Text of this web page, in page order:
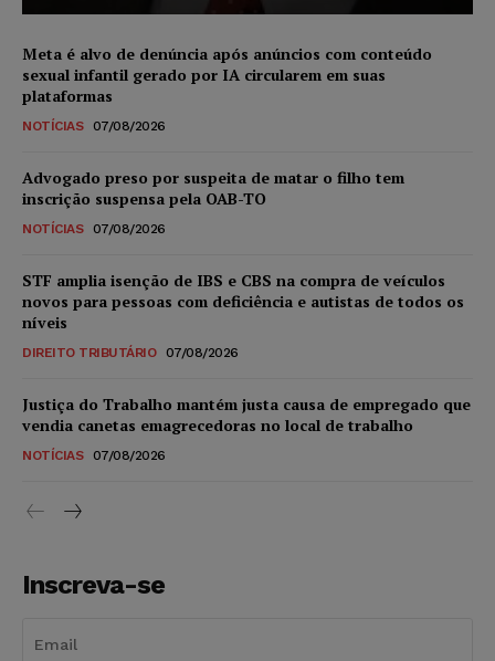
Meta é alvo de denúncia após anúncios com conteúdo
sexual infantil gerado por IA circularem em suas
plataformas
NOTÍCIAS 07/08/2026
Advogado preso por suspeita de matar o filho tem
inscrição suspensa pela OAB-TO
NOTÍCIAS 07/08/2026
STF amplia isenção de IBS e CBS na compra de veículos
novos para pessoas com deficiência e autistas de todos os
níveis
DIREITO TRIBUTÁRIO 07/08/2026
Justiça do Trabalho mantém justa causa de empregado que
vendia canetas emagrecedoras no local de trabalho
NOTÍCIAS 07/08/2026
Inscreva-se